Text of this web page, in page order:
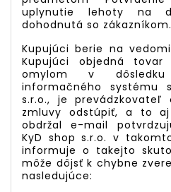
uplynutie lehoty na
dohodnutá so zákazníkom.
Kupujúci berie na
Kupujúci objedná
omylom v
informačného systému
s.r.o., je prevádzkovateľ
zmluvy odstúpiť, a to
obdržal e-mail
KyD shop s.r.o. v
informuje o takejto
môže dôjsť k chybne
nasledujúce: